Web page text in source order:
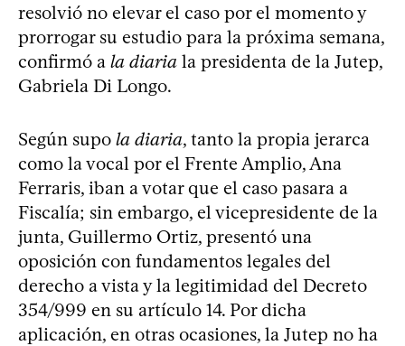
resolvió no elevar el caso por el momento y
prorrogar su estudio para la próxima semana,
confirmó a la diaria la presidenta de la Jutep,
Gabriela Di Longo.
Según supo la diaria, tanto la propia jerarca
como la vocal por el Frente Amplio, Ana
Ferraris, iban a votar que el caso pasara a
Fiscalía; sin embargo, el vicepresidente de la
junta, Guillermo Ortiz, presentó una
oposición con fundamentos legales del
derecho a vista y la legitimidad del Decreto
354/999 en su artículo 14. Por dicha
aplicación, en otras ocasiones, la Jutep no ha